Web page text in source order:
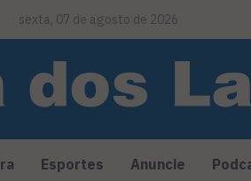
sexta, 07 de agosto de 2026
Esportes Anuncie